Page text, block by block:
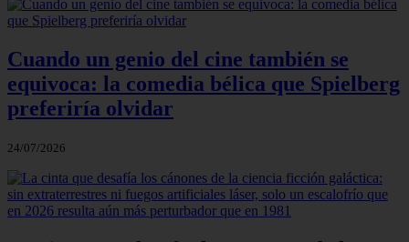
Cuando un genio del cine también se
equivoca: la comedia bélica que Spielberg
preferiría olvidar
24/07/2026